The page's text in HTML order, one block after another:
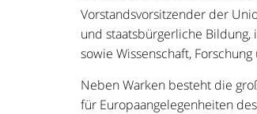
Vorstandsvorsitzender der
und staatsbürgerliche
sowie Wissenschaft,
Neben Warken besteht die
für Europaangelegenheiten